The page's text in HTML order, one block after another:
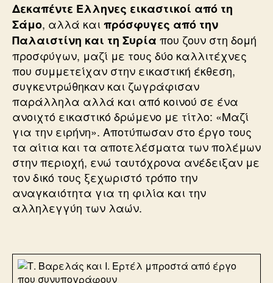
Δεκαπέντε Ελληνες εικαστικοί από τη
Σάμο, αλλά καιπρόσφυγες από την
Παλαιστίνη και τη Συρία που ζουν στη δομή
προσφύγων, μαζί με τους δύο καλλιτέχνες
που συμμετείχαν στην εικαστική έκθεση,
συγκεντρώθηκαν και ζωγράφισαν
παράλληλα αλλά και από κοινού σε ένα
ανοιχτό εικαστικό δρώμενο με τίτλο: «Μαζί
για την ειρήνη». Αποτύπωσαν στο έργο τους
τα αίτια και τα αποτελέσματα των πολέμων
στην περιοχή, ενώ ταυτόχρονα ανέδειξαν με
τον δικό τους ξεχωριστό τρόπο την
αναγκαιότητα για τη φιλία και την
αλληλεγγύη των λαών.